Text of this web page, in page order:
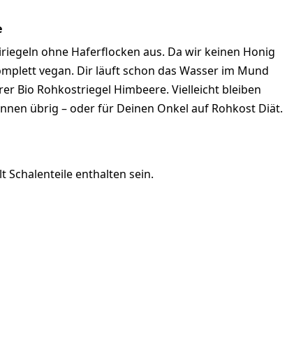
ohne Haferflocken aus. Da wir keinen Honig
vegan. Dir läuft schon das Wasser im Mund
Bio Rohkostriegel Himbeere. Vielleicht bleiben
übrig – oder für Deinen Onkel auf Rohkost Diät.
Schalenteile enthalten sein.